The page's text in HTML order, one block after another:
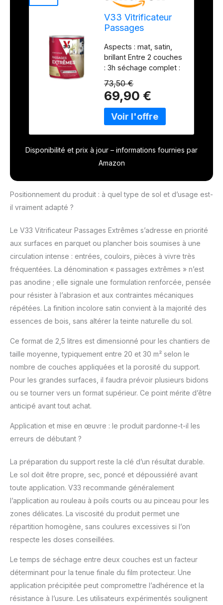
V33 Vitrificateur
Passages
Satin, 2,5l
Aspects : mat, satin,
brillant Entre 2 couches
: 3h séchage complet :
rouleau Nettoyage des
outils : eau Rendement
: 1l = - 10m²
73,50 €
69,90 €
Disponibilité et prix à jour – informations fournies par
Amazon
Positionnement du produit : à quel type de sol et d’usage est-
il vraiment adapté ?
Le V33 Vitrificateur Passages Extrêmes s’adresse en priorité
aux surfaces en parquet ou plancher bois soumises à une
circulation intense : entrées, couloirs, pièces à vivre très
fréquentées. La dénomination « passages extrêmes » n’est
pas anodine ; elle signale une formulation renforcée, pensée
pour résister à l’abrasion et aux contraintes mécaniques
répétées. La finition incolore satin convient à la majorité des
essences de bois, sans altérer la teinte naturelle du sol.
Ce format de 2,5 litres est dimensionné pour les chantiers de
taille moyenne, typiquement entre 20 et 30 m² selon le
nombre de couches appliquées et la porosité du support.
Pour les grandes surfaces, il faudra prévoir plusieurs bidons
ou se tourner vers un format supérieur. Ce point mérite d’être
anticipé avant tout achat.
Application et mise en œuvre : le produit pardonne-t-il les
erreurs de débutant ?
La préparation du support reste la clé d’un résultat durable.
Le sol doit être propre, sec, poncé et dépoussiéré avant
toute application. V33 recommande généralement
l’application au rouleau à poils courts ou au pinceau pour les
zones délicates. La viscosité du produit permet une
répartition homogène, sans coulures excessives si l’on
respecte les doses conseillées.
Le temps de séchage entre deux couches est un facteur
déterminant pour la tenue finale du film protecteur. Une
application précipitée peut compromettre l’adhérence et la
résistance à l’usure. Les utilisateurs expérimentés soulignent